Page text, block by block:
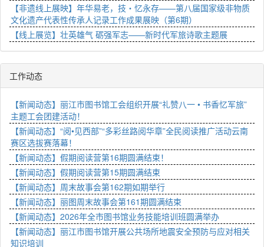
【非遗线上展映】年华易老，技・忆永存——第八届国家级非物质
文化遗产代表性传承人记录工作成果展映（第6期）
【线上展览】壮英雄气 砺强军志——新时代军旅诗歌主题展
工作动态
【新闻动态】丽江市图书馆工会组织开展“礼赞八一 • 书香忆军旅”
主题工会团建活动！
【新闻动态】“阅•见西部”“多彩丝路阅华章”全民阅读推广活动云南
赛区选拔赛落幕！
【新闻动态】假期阅读营第16期圆满结束！
【新闻动态】假期阅读营第15期圆满结束
【新闻动态】周末故事会第162期如期举行
【新闻动态】丽图周末故事会第161期圆满结束
【新闻动态】2026年全市图书馆业务技能培训班圆满举办
【新闻动态】丽江市图书馆开展公共场所地震安全预防与应对相关
知识培训